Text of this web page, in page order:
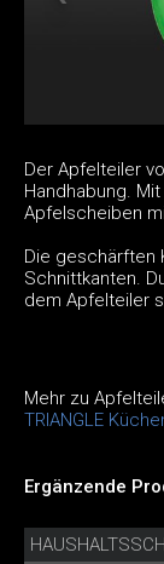
Der Apfelteiler
Handhabung.
Apfelscheiben
Die geschärften
Schnittkanten.
dem Apfelteiler
Mehr zu
TRIANGLE
Ergänzende